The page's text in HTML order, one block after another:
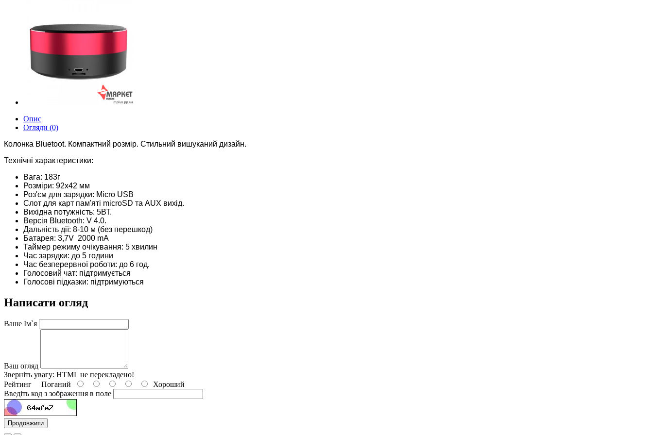
Опис
Огляди (0)
Колонка Bluetoot. Компактний розмір. Стильний вишуканий дизайн.
Технічні характеристики:
Вага: 183г
Розміри: 92х42 мм
Роз'єм для зарядки: Micro USB
Слот для карт пам'яті microSD та AUX вихід.
Вихідна потужність: 5ВТ.
Версія Bluetooth: V 4.0.
Дальність дії: 8-10 м (без перешкод)
Батарея: 3,7V 2000 mА
Таймер режиму очікування: 5 хвилин
Час зарядки: до 5 години
Час безперервної роботи: до 6 год.
Голосовий чат: підтримується
Голосові підказки: підтримуються
Написати огляд
Ваше Ім`я
Ваш огляд
Зверніть увагу: HTML не перекладено!
Рейтинг Поганий
Хороший
Введіть код з зображення в поле
Продовжити